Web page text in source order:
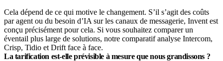
Cela dépend de ce qui motive le changement. S’il s’agit des coûts
par agent ou du besoin d’IA sur les canaux de messagerie, Invent est
conçu précisément pour cela. Si vous souhaitez comparer un
éventail plus large de solutions, notre comparatif analyse Intercom,
Crisp, Tidio et Drift face à face.
La tarification est-elle prévisible à mesure que nous grandissons ?